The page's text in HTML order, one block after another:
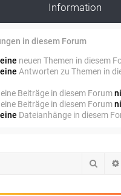
Information
in diesem Forum
neuen Themen in diesem
Antworten zu Themen in
Beiträge in diesem Forum
Beiträge in diesem Forum
Dateianhänge in diesem
Suche